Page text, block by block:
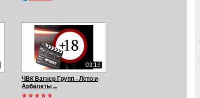
03:16
ЧВК Вагнер Групп - Лето и
Арбалеты ...